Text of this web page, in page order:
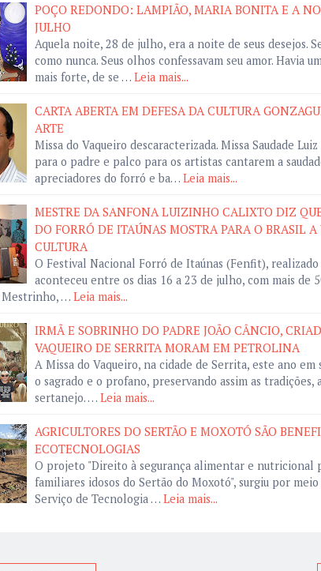
POÇO REDONDO: LAMPIÃO, MARIA BONITA E A
JULHO
Aquela noite, 28 de julho, era a noite de seus desejos.
como nunca. Seus olhos confessavam seu amor. Havia
mais forte, de se … Leia mais...
CARTA ABERTA EM DEFESA DA CULTURA
ARTE
Missa do Vaqueiro descaracterizada. Missa Saudade
para o padre e palco para os artistas cantarem a
apreciadores do forró e ba… Leia mais...
MESTRE DA SANFONA LUIZINHO CALIXTO DIZ
DO FORRÓ DE ITAÚNAS MOSTRA PARA O BRASIL
CULTURA
O Festival Nacional Forró de Itaúnas (Fenfit),
aconteceu entre os dias 16 a 23 de julho, com mais de
Mestrinho, … Leia mais...
IRMÃ E SOBRINHO DO PADRE JOÃO CÂNCIO,
VAQUEIRO DE SERRITA MORAM EM PETROLINA
A Missa do Vaqueiro, na cidade de Serrita, este ano em
o sagrado e o profano, preservando assim as tradições,
sertanejo. … Leia mais...
AGRICULTORES DO SERTÃO E MOXOTÓ SÃO
ECOTECNOLOGIAS
O projeto "Direito à segurança alimentar e nutricional
familiares idosos do Sertão do Moxotó", surgiu por
Serviço de Tecnologia … Leia mais...